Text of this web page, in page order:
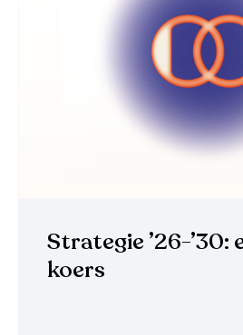
Strategie ’26-’30:
koers